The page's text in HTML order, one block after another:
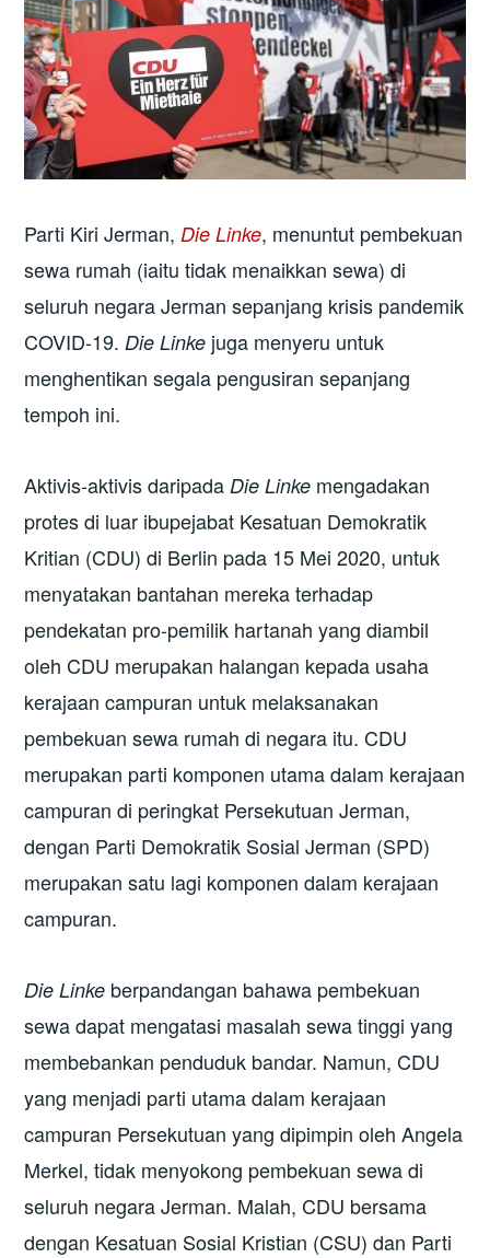
Parti Kiri Jerman, Die Linke, menuntut pembekuan
sewa rumah (iaitu tidak menaikkan sewa) di
seluruh negara Jerman sepanjang krisis pandemik
COVID-19. Die Linke juga menyeru untuk
menghentikan segala pengusiran sepanjang
tempoh ini.
Aktivis-aktivis daripada Die Linke mengadakan
protes di luar ibupejabat Kesatuan Demokratik
Kritian (CDU) di Berlin pada 15 Mei 2020, untuk
menyatakan bantahan mereka terhadap
pendekatan pro-pemilik hartanah yang diambil
oleh CDU merupakan halangan kepada usaha
kerajaan campuran untuk melaksanakan
pembekuan sewa rumah di negara itu. CDU
merupakan parti komponen utama dalam kerajaan
campuran di peringkat Persekutuan Jerman,
dengan Parti Demokratik Sosial Jerman (SPD)
merupakan satu lagi komponen dalam kerajaan
campuran.
Die Linke berpandangan bahawa pembekuan
sewa dapat mengatasi masalah sewa tinggi yang
membebankan penduduk bandar. Namun, CDU
yang menjadi parti utama dalam kerajaan
campuran Persekutuan yang dipimpin oleh Angela
Merkel, tidak menyokong pembekuan sewa di
seluruh negara Jerman. Malah, CDU bersama
dengan Kesatuan Sosial Kristian (CSU) dan Parti